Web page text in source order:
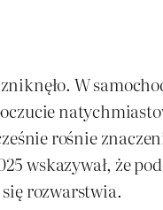
W
rośnie
wskazywał, że
rozwarstwia.